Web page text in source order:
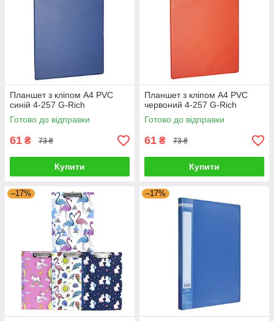
Планшет з кліпом A4 PVC
синій 4-257 G-Rich
Готово до відправки
61 ₴ 73 ₴
Купити
Планшет з кліпом A4 PVC
червоний 4-257 G-Rich
Готово до відправки
61 ₴ 73 ₴
Купити
–17% –17%